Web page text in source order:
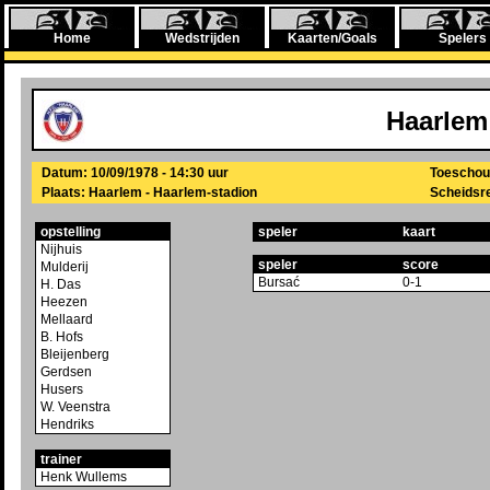
Home Wedstrijden Kaarten/Goals Spelers
Haarlem
Datum: 10/09/1978 - 14:30 uur
Plaats: Haarlem - Haarlem-stadion
opstelling
Nijhuis
Mulderij
H. Das
Heezen
Mellaard
B. Hofs
Bleijenberg
Gerdsen
Husers
W. Veenstra
Hendriks
trainer
Henk Wullems
speler kaart
speler
score
Bursać
0-1